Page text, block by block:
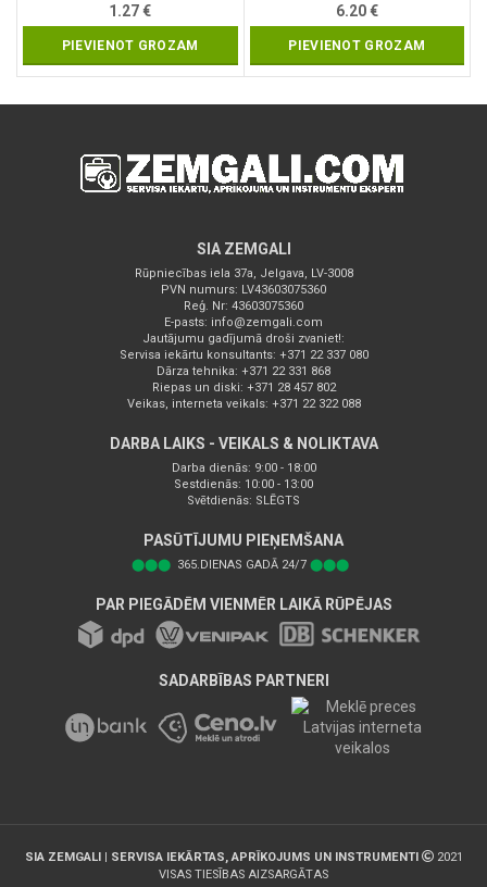
1.27€
PIEVIENOT GROZAM
6.20€
PIEVIENOT GROZAM
SIA ZEMGALI
Rūpniecības iela 37a, Jelgava, LV-3008
PVN numurs: LV43603075360
Reģ. Nr: 43603075360
E-pasts: info@zemgali.com
Jautājumu gadījumā droši zvaniet!:
Servisa iekārtu konsultants: +371 22 337 080
Dārza tehnika: +371 22 331 868
Riepas un diski: +371 28 457 802
Veikas, interneta veikals: +371 22 322 088
DARBA LAIKS - VEIKALS & NOLIKTAVA
Darba dienās: 9:00 - 18:00
Sestdienās: 10:00 - 13:00
Svētdienās: SLĒGTS
PASŪTĪJUMU PIEŅEMŠANA
⬤⬤⬤ 365.DIENAS GADĀ 24/7 ⬤⬤⬤
PAR PIEGĀDĒM VIENMĒR LAIKĀ RŪPĒJAS
SADARBĪBAS PARTNERI
SIA ZEMGALI | SERVISA IEKĀRTAS, APRĪKOJUMS UN INSTRUMENTI
2021
VISAS TIESĪBAS AIZSARGĀTAS